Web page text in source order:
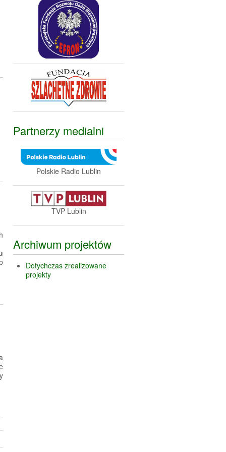
Partnerzy medialni
Polskie Radio Lublin
TVP Lublin
Archiwum projektów
Dotychczas zrealizowane
projekty